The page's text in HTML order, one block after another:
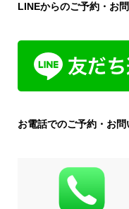
LINEからのご予約・お
お電話でのご予約・お